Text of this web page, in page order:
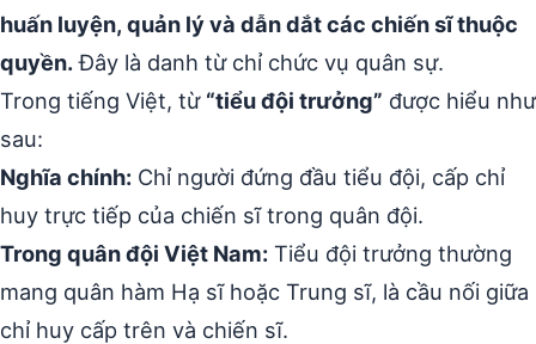
huấn luyện, quản lý và dẫn dắt các chiến sĩ thuộc
quyền.Đây là danh từ chỉ chức vụ quân sự.
Trong tiếng Việt, từ “tiểu đội trưởng” được hiểu như
sau:
Nghĩa chính: Chỉ người đứng đầu tiểu đội, cấp chỉ
huy trực tiếp của chiến sĩ trong quân đội.
Trong quân đội Việt Nam: Tiểu đội trưởng thường
mang quân hàm Hạ sĩ hoặc Trung sĩ, là cầu nối giữa
chỉ huy cấp trên và chiến sĩ.